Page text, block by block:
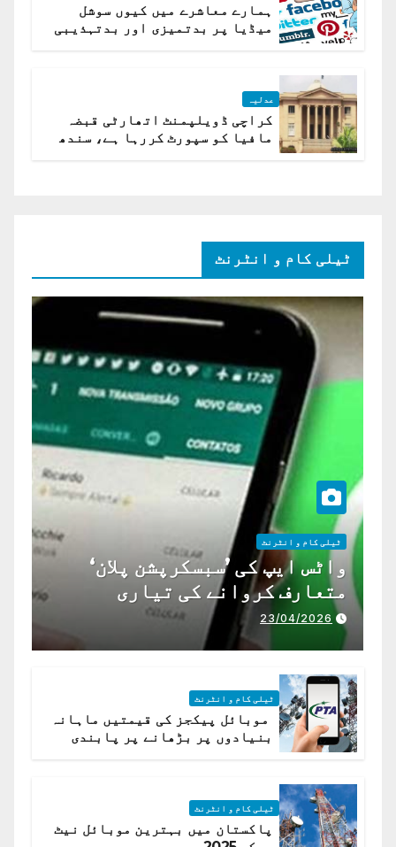
ہمارے معاشرے میں کیوں سوشل
میڈیا پر بدتمیزی اور بدتہذیبی
عدلیہ
کراچی ڈویلپمنٹ اتھارٹی قبضہ
مافیا کو سپورٹ کررہا ہے، سندھ
ٹیلی کام و انٹرنٹ
ٹیلی کام و انٹرنٹ
واٹس ایپ کی ’سبسکرپشن پلان‘
متعارف کروانے کی تیاری
23/04/2026
ٹیلی کام و انٹرنٹ
موبائل پیکجز کی قیمتیں ماہانہ
بنیادوں پر بڑھانے پر پابندی
ٹیلی کام و انٹرنٹ
پاکستان میں بہترین موبائل نیٹ